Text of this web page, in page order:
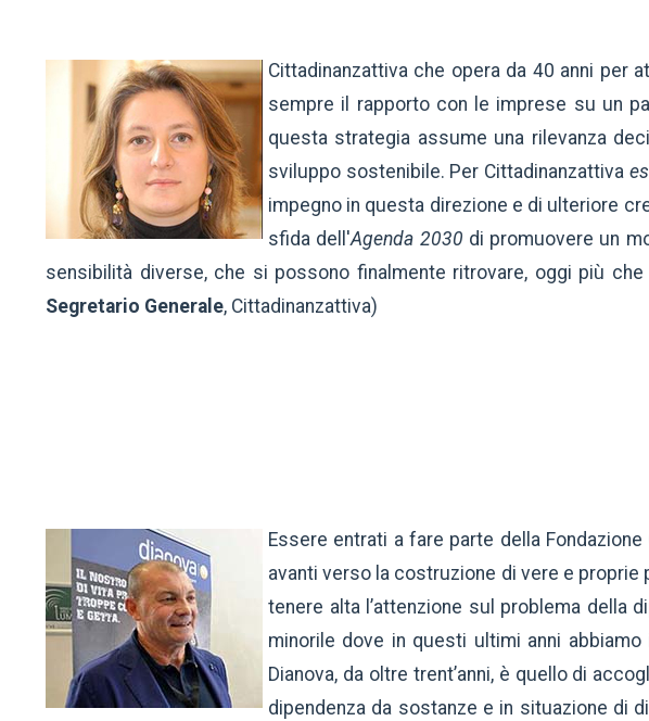
Cittadinanzattiva che opera da 40 anni per
sempre il rapporto con le imprese su un
questa strategia assume una rilevanza
sviluppo sostenibile. Per Cittadinanzattiva es
impegno in questa direzione e di ulteriore
sfida dell'Agenda 2030 di promuovere un
sensibilità diverse, che si possono finalmente ritrovare, oggi più
Segretario Generale, Cittadinanzattiva)
Essere entrati a fare parte della
avanti verso la costruzione di vere e
tenere alta l’attenzione sul problema della
minorile dove in questi ultimi anni
Dianova, da oltre trent’anni, è quello di
dipendenza da sostanze e in situazione di